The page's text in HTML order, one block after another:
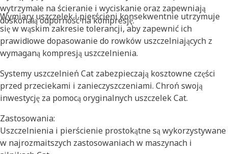
wytrzymałe na ścieranie i wyciskanie oraz zapewniają
doskonałą odporność na kompresję.
Wymiary uszczelek i pierścieni konsekwentnie utrzymuje
się w wąskim zakresie tolerancji, aby zapewnić ich
prawidłowe dopasowanie do rowków uszczelniających z
wymaganą kompresją uszczelnienia.
Systemy uszczelnień Cat zabezpieczają kosztowne części
przed przeciekami i zanieczyszczeniami. Chroń swoją
inwestycję za pomocą oryginalnych uszczelek Cat.
Zastosowania:
Uszczelnienia i pierścienie prostokątne są wykorzystywane
w najrozmaitszych zastosowaniach w maszynach i